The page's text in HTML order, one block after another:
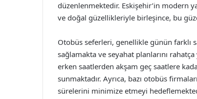
düzenlenmektedir. Eskişehir’in modern
ve doğal güzellikleriyle birleşince, bu
Otobüs seferleri, genellikle günün farklı
sağlamakta ve seyahat planlarını
erken saatlerden akşam geç saatlere
sunmaktadır. Ayrıca, bazı otobüs
sürelerini minimize etmeyi